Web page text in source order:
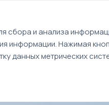
Туры Круизы
и анализа
информации. Нажимая
данных метрических